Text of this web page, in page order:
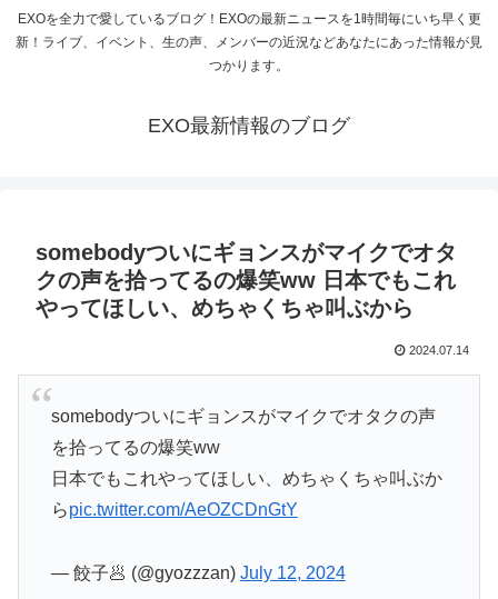
EXOを全力で愛しているブログ！EXOの最新ニュースを1時間毎にいち早く更
新！ライブ、イベント、生の声、メンバーの近況などあなたにあった情報が見
つかります。
EXO最新情報のブログ
somebodyついにギョンスがマイクでオタ
クの声を拾ってるの爆笑ww 日本でもこれ
やってほしい、めちゃくちゃ叫ぶから
2024.07.14
somebodyついにギョンスがマイクでオタクの声
を拾ってるの爆笑ww
日本でもこれやってほしい、めちゃくちゃ叫ぶか
らpic.twitter.com/AeOZCDnGtY
— 餃子🥟 (@gyozzzan) July 12, 2024